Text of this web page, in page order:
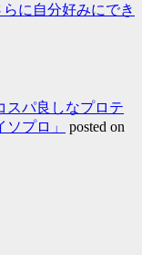
に自分好みにでき
スパ良しなプロテ
プロ」
posted on